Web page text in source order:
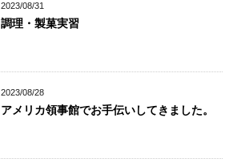
2023/08/31
調理・製菓実習
2023/08/28
アメリカ領事館でお手伝いしてきました。